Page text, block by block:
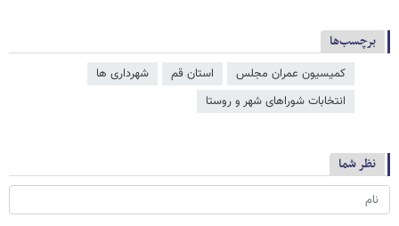
برچسب‌ها
کمیسیون عمران مجلس استان قم
شهرداری ها
انتخابات شوراهای شهر و روستا
نظر شما